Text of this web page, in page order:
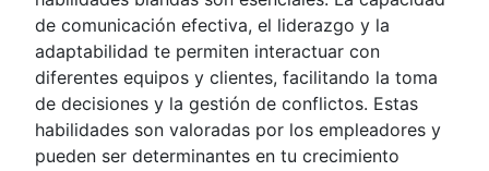
de comunicación efectiva, el liderazgo y la
adaptabilidad te permiten interactuar con
diferentes equipos y clientes, facilitando la toma
de decisiones y la gestión de conflictos. Estas
habilidades son valoradas por los empleadores y
pueden ser determinantes en tu crecimiento